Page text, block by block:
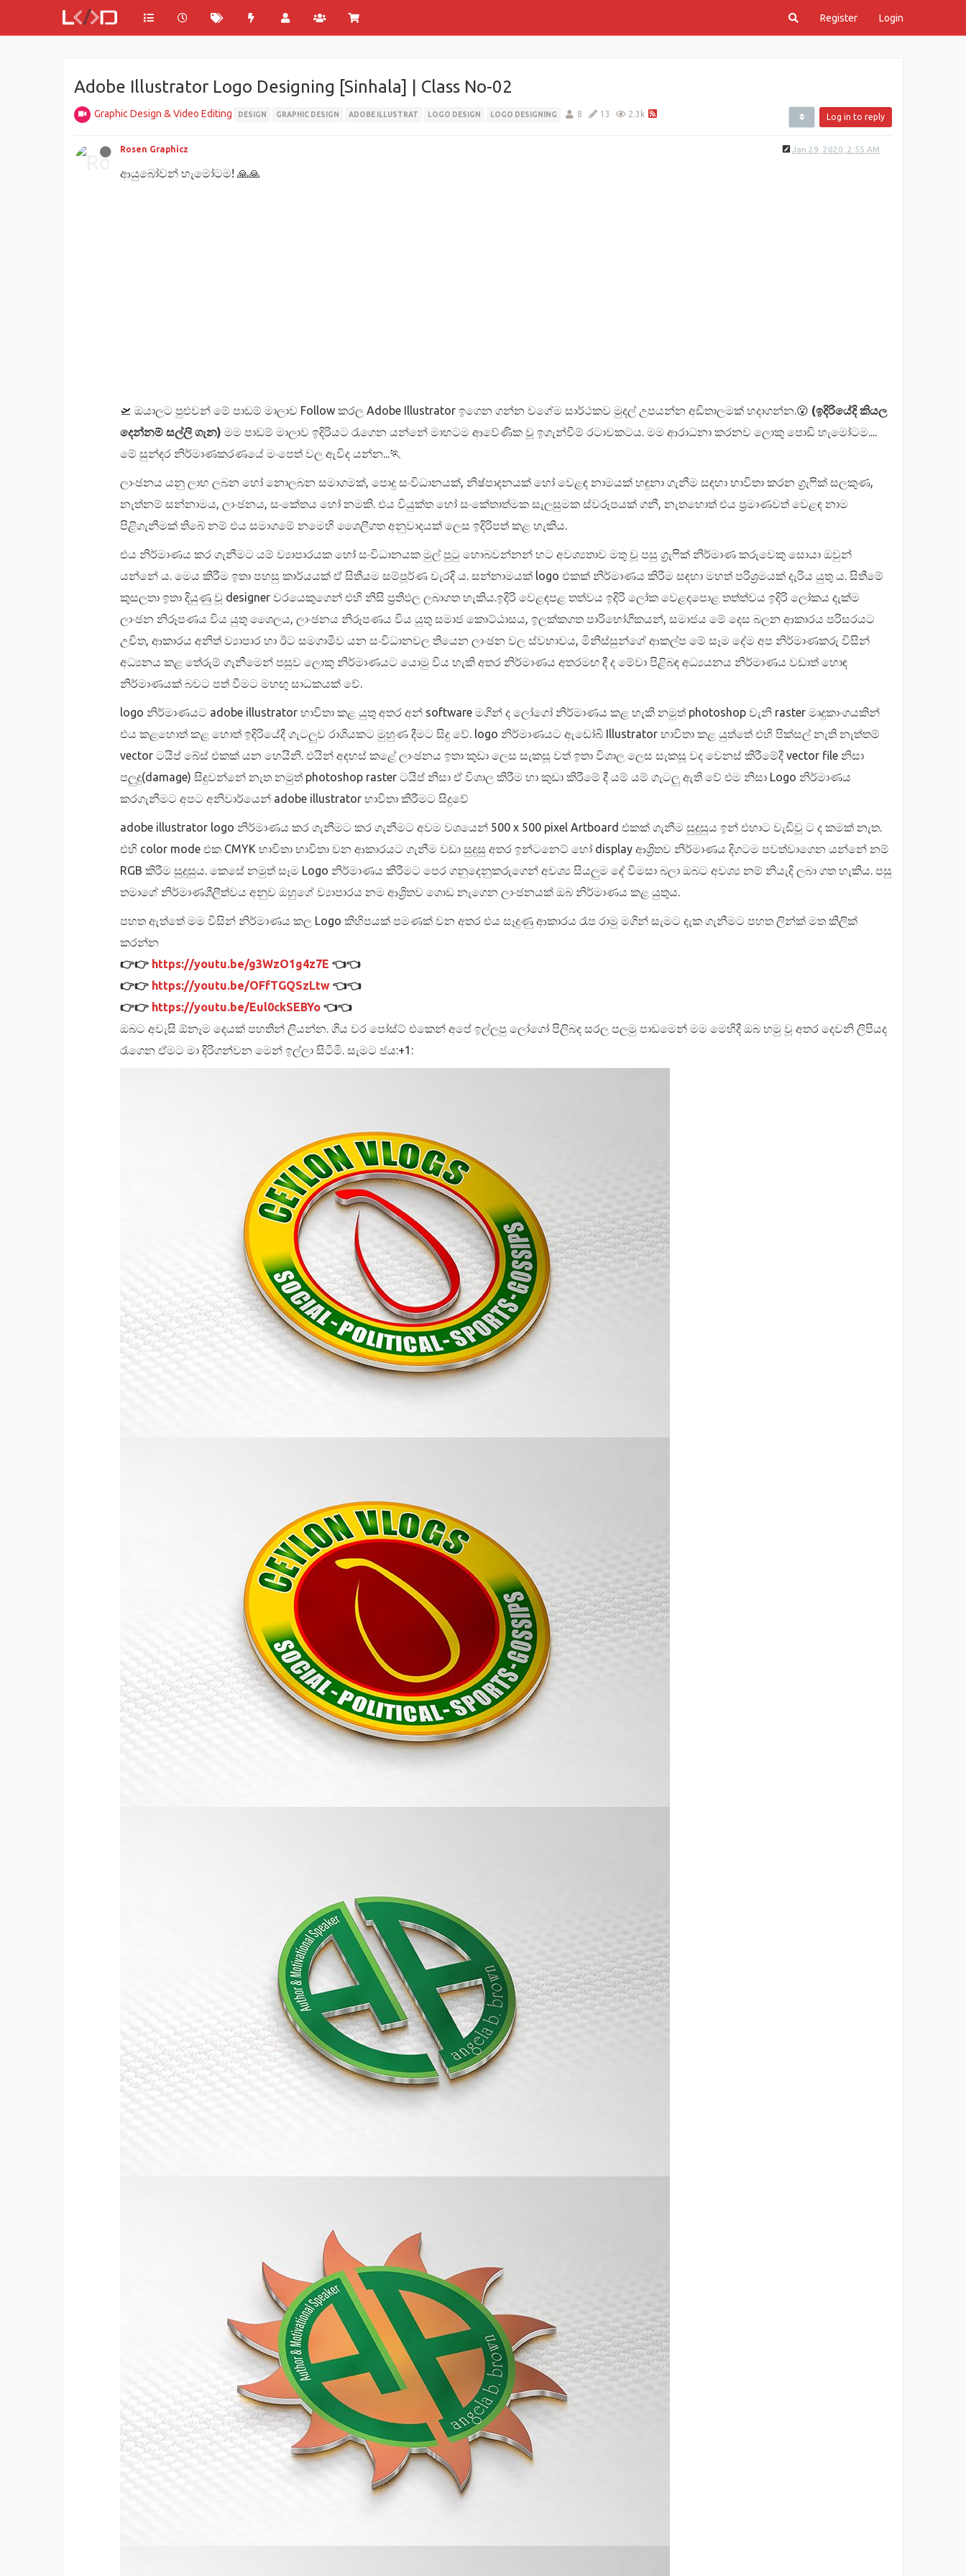
Register Login
Adobe Illustrator Logo Designing [Sinhala] | Class No-02
Graphic Design & Video Editing DESIGN GRAPHIC DESIGN ADOBE ILLUSTRAT LOGO DESIGN LOGO DESIGNING 8 13 2.3k Log in to reply
Rosen Graphicz Jan 29, 2020, 2:55 AM
ආයුබෝවන් හැමෝටම! 🙏🙏
🛫 ඔයාලට පුළුවන් මේ පාඩම් මාලාව Follow කරල Adobe Illustrator ඉගෙන ගන්න වගේම සාර්ථකව මුදල් උපයන්න අඩිතාලමක් හදාගන්න.😮 (ඉදිරියේදි කියල
දෙන්නම් සල්ලි ගැන) මම පාඩම් මාලාව ඉදිරියට රැගෙන යන්නේ මාහටම ආවේණික වූ ඉගැන්වීම් රටාවකටය. මම ආරාධනා කරනව ලොකු පොඩි හැමෝටම....
මේ සුන්දර නිර්මාණකරණයේ මංපෙත් වල ඇවිද යන්න...🏃
ලාංඡනය යනු ලාභ ලබන හෝ නොලබන සමාගමක්, පොදු සංවිධානයක්, නිෂ්පාදනයක් හෝ වෙළඳ නාමයක් හඳුනා ගැනීම සඳහා භාවිතා කරන ග්‍රැෆික් සලකුණ,
නැත්නම් සන්නාමය, ලාංඡනය, සංකේතය හෝ නමකි. එය වියුක්ත හෝ සංකේතාත්මක සැලසුමක ස්වරූපයක් ගනී, නැතහොත් එය ප්‍රමාණවත් වෙළඳ නාම
පිළිගැනීමක් තිබේ නම් එය සමාගමේ නමෙහි ශෛලීගත අනුවාදයක් ලෙස ඉදිරිපත් කළ හැකිය.
එය නිර්මාණය කර ගැනීමට යම් ව්‍යාපාරයක හෝ සංවිධානයක මුල් පුටු හොබවන්නන් හට අවශ්‍යතාව මතු වූ පසු ග්‍රැෆික් නිර්මාණ කරුවෙකු සොයා ඔවුන්
යන්නේ ය. මෙය කිරීම ඉතා පහසු කාර්යයක් ඒ සිතීයම සම්පූර්ණ වැරදි ය. සන්නාමයක් logo එකක් නිර්මාණය කිරීම සඳහා මහත් පරිශ්‍රමයක් දැරිය යුතු ය. සිතීමේ
කුසලතා ඉතා දියුණු වූ designer වරයෙකුගෙන් එහි නිසි ප්‍රතිඵල ලබාගත හැකිය.ඉදිරි වෙළඳපළ තත්වය ඉදිරි ලෝක වෙළදපොළ තත්ත්වය ඉදිරි ලෝකය දැක්ම
ලාංඡන නිරූපණය විය යුතු ශෛලය, ලාංඡනය නිරූපණය විය යුතු සමාජ කොට්ඨාසය, ඉලක්කගත පාරිභෝගිකයන්, සමාජය මේ දෙස බලන ආකාරය පරිසරයට
උචිත, ආකාරය අනිත් ව්‍යාපාර හා ඊට සමගාමීව යන සංවිධානවල තියෙන ලාංඡන වල ස්වභාවය, මිනිස්සුන්ගේ ආකල්ප මේ සෑම දේම අප නිර්මාණකරු විසින්
අධ්‍යනය කළ තේරුම් ගැනීමෙන් පසුව ලොකු නිර්මාණයට යොමු විය හැකි අතර නිර්මාණය අතරමඟ දී ද මේවා පිළිබඳ අධ්‍යයනය නිර්මාණය වඩාත් හොඳ
නිර්මාණයක් බවට පත් වීමට මහඟු සාධකයක් වේ.
logo නිර්මාණයට adobe illustrator භාවිතා කළ යුතු අතර අන් software මගින් ද ලෝගෝ නිර්මාණය කළ හැකි නමුත් photoshop වැනි raster මෘදුකාංගයකින්
එය කළහොත් කළ හොත් ඉදිරියේදී ගැටලුව රාශියකට මුහුණ දීමට සිදු වේ. logo නිර්මාණයට ඇඩෝබි Illustrator භාවිතා කළ යුත්තේ එහි පික්සල් නැති නැත්තම්
vector ටයිප් බේස් එකක් යන හෙයිනි. එයින් අදහස් කළේ ලාංඡනය ඉතා කුඩා ලෙස සැකසූ වත් ඉතා විශාල ලෙස සැකසූ වද වෙනස් කිරීමේදී vector file නිසා
පලුදු(damage) සිදුවන්නේ නැත නමුත් photoshop raster ටයිප් නිසා ඒ විශාල කිරීම හා කුඩා කිරීමේ දී යම් යම් ගැටලු ඇති වේ එම නිසා Logo නිර්මාණය
කරගැනීමට අපට අනිවාර්යෙන් adobe illustrator භාවිතා කිරීමට සිදුවේ
adobe illustrator logo නිර්මාණය කර ගැනීමට කර ගැනීමට අවම වශයෙන් 500 x 500 pixel Artboard එකක් ගැනීම සුදුසුය ඉන් එහාට වැඩිවූ ට ද කමක් නැත.
එහි color mode එක CMYK භාවිතා භාවිතා වන ආකාරයට ගැනීම වඩා සුදුසු අතර ඉන්ටනෙට් හෝ display ආශ්‍රිතව නිර්මාණය දිගටම පවත්වාගෙන යන්නේ නම්
RGB කිරීම සුදුසුය. කෙසේ නමුත් සෑම Logo නිර්මාණය කිරීමට පෙර ගනුදෙනුකරුගෙන් අවශ්‍ය සියලුම දේ විමසා බලා ඔබට අවශ්‍ය නම් නියැදි ලබා ගත හැකිය. පසු
තමාගේ නිර්මාණශීලීත්වය අනුව ඔහුගේ ව්‍යාපාරය නම ආශ්‍රිතව ගොඩ නැගෙන ලාංඡනයක් ඔබ නිර්මාණය කළ යුතුය.
පහත ඇත්තේ මම විසින් නිර්මාණය කල Logo කිහිපයක් පමණක් වන අතර එය සෑදුණු ආකාරය රෑප රාමු මගින් සැමට දැක ගැනීමට පහත ලින්ක් මත කිලික්
කරන්න
👉👉 https://youtu.be/g3WzO1g4z7E 👈👈
👉👉 https://youtu.be/OFfTGQSzLtw 👈👈
👉👉 https://youtu.be/Eul0ckSEBYo 👈👈
ඔබට අවැසි ඕනෑම දෙයක් පහතින් ලියන්න. ගිය වර පෝස්ට් එකෙන් අපේ ඉල්ලපු ලෝගෝ පිලිබද සරල පලමු පාඩමෙන් මම මෙහිදී ඔබ හමු වූ අතර දෙවනි ලිපියද
රැගෙන ඒමට මා දිරිගන්වන මෙන් ඉල්ලා සිටිමි. සැමට ජය:+1: